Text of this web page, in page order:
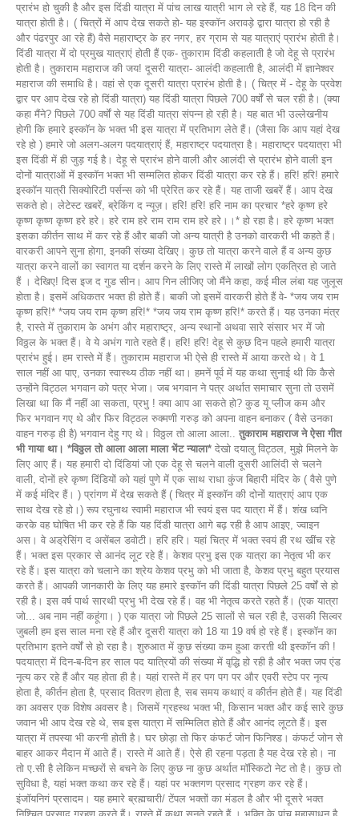
प्रारंभ हो चुकी है और इस दिंडी यात्रा में पांच लाख यात्री भाग ले रहे हैं, यह 18 दिन की
यात्रा होती है। ( चित्रों में आप देख सकते हो- यह इस्कॉन अरावड़े द्वारा यात्रा हो रही है
और पंढरपुर आ रहे हैं) वैसे महाराष्ट्र के हर नगर, हर ग्राम से यह यात्राएं प्रारंभ होती है।
दिंडी यात्रा में दो प्रमुख यात्राएं होती हैं एक- तुकाराम दिंडी कहलाती है जो देहू से प्रारंभ
होती है। तुकाराम महाराज की जय! दूसरी यात्रा- आलंदी कहलाती है, आलंदी में ज्ञानेश्वर
महाराज की समाधि है। वहां से एक दूसरी यात्रा प्रारंभ होती है। ( चित्र में - देहू के प्रवेश
द्वार पर आप देख रहे हो दिंडी यात्रा) यह दिंडी यात्रा पिछले 700 वर्षों से चल रही है। (क्या
कहा मैंने? पिछले 700 वर्षों से यह दिंडी यात्रा संपन्न हो रही है। यह बात भी उल्लेखनीय
होगी कि हमारे इस्कॉन के भक्त भी इस यात्रा में प्रतिभाग लेते हैं। (जैसा कि आप यहां देख
रहे हो ) हमारे जो अलग-अलग पदयात्राएं हैं, महाराष्ट्र पदयात्रा है। महाराष्ट्र पदयात्रा भी
इस दिंडी में ही जुड़ गई है। देहू से प्रारंभ होने वाली और आलंदी से प्रारंभ होने वाली इन
दोनों यात्राओं में इस्कॉन भक्त भी सम्मलित होकर दिंडी यात्रा कर रहे हैं। हरि! हरि! हमारे
इस्कॉन यात्री सिक्योरिटी पर्सन्स को भी प्रेरित कर रहे हैं। यह ताजी खबरें हैं। आप देख
सकते हो। लेटेस्ट खबरें, ब्रेकिंग द न्यूज़। हरि! हरि! हरि नाम का प्रचार *हरे कृष्ण हरे
कृष्ण कृष्ण कृष्ण हरे हरे। हरे राम हरे राम राम राम हरे हरे।।* हो रहा है। हरे कृष्ण भक्त
इसका कीर्तन साथ में कर रहे हैं और बाकी जो अन्य यात्री है उनको वारकरी भी कहते हैं।
वारकरी आपने सुना होगा, इनकी संख्या देखिए। कुछ तो यात्रा करने वाले हैं व अन्य कुछ
यात्रा करने वालों का स्वागत या दर्शन करने के लिए रास्ते में लाखों लोग एकत्रित हो जाते
हैं । देखिए! दिस इज द गुड सीन। आप गिन लीजिए जो मैंने कहा, कई मील लंबा यह जुलूस
होता है। इसमें अधिकतर भक्त ही होते हैं। बाकी जो इसमें वारकरी होते हैं वे- *जय जय राम
कृष्ण हरि!* *जय जय राम कृष्ण हरि!* *जय जय राम कृष्ण हरि!* करते हैं। यह उनका मंत्र
है, रास्ते में तुकाराम के अभंग और महाराष्ट्र, अन्य स्थानों अथवा सारे संसार भर में जो
विठ्ठल के भक्त हैं। वे ये अभंग गाते रहते हैं। हरि! हरि! देहू से कुछ दिन पहले हमारी यात्रा
प्रारंभ हुई। हम रास्ते में हैं। तुकाराम महाराज भी ऐसे ही रास्ते में आया करते थे। वे 1
साल नहीं आ पाए, उनका स्वास्थ्य ठीक नहीं था। हमनें पूर्व में यह कथा सुनाई थी कि कैसे
उन्होंने विट्ठल भगवान को पत्र भेजा। जब भगवान ने पत्र अर्थात समाचार सुना तो उसमें
लिखा था कि मैं नहीं आ सकता, प्रभु ! क्या आप आ सकते हो? कुड यू प्लीज कम और
फिर भगवान गए थे और फिर विट्ठल रुक्मणी गरुड़ को अपना वाहन बनाकर ( वैसे उनका
वाहन गरुड़ ही है) भगवान देहु गए थे। विठ्ठल तो आला आला.. तुकाराम महाराज ने ऐसा गीत
भी गाया था। *विठ्ठल तो आला आला माला भेंट न्याला* देखो दयालु विट्ठल, मुझे मिलने के
लिए आए हैं। यह हमारी दो दिंडियां जो एक देहू से चलने वाली दूसरी आलिंदी से चलने
वाली, दोनों हरे कृष्ण दिंडियों को यहां पुणे में एक साथ राधा कुंज बिहारी मंदिर के ( वैसे पुणे
में कई मंदिर हैं। ) प्रांगण में देख सकते हैं ( चित्र में इस्कॉन की दोनों यात्राएं आप एक
साथ देख रहे हो।) रूप रघुनाथ स्वामी महाराज भी स्वयं इस पद यात्रा में हैं। शंख ध्वनि
करके वह घोषित भी कर रहे हैं कि यह दिंडी यात्रा आगे बढ़ रही है आप आइए, ज्वाइन
अस। वे अड्रेसिंग द असेंबल डवोटी। हरि हरि। यहां चित्र में भक्त स्वयं ही रथ खींच रहे
हैं। भक्त इस प्रकार से आनंद लूट रहे हैं। केशव प्रभु इस एक यात्रा का नेतृत्व भी कर
रहे हैं। इस यात्रा को चलाने का श्रेय केशव प्रभु को भी जाता है, केशव प्रभु बहुत प्रयास
करते हैं। आपकी जानकारी के लिए यह हमारे इस्कॉन की दिंडी यात्रा पिछले 25 वर्षों से हो
रही है। इस वर्ष पार्थ सारथी प्रभु भी देख रहे हैं। वह भी नेतृत्व करते रहते हैं। (एक यात्रा
जो... अब नाम नहीं कहूंगा। ) एक यात्रा जो पिछले 25 सालों से चल रही है, उसकी सिल्वर
जुबली हम इस साल मना रहे हैं और दूसरी यात्रा को 18 या 19 वर्ष हो रहे हैं। इस्कॉन का
प्रतिभाग इतने वर्षों से हो रहा है। शुरुआत में कुछ संख्या कम हुआ करती थी इस्कॉन की !
पदयात्रा में दिन-ब-दिन हर साल पद यात्रियों की संख्या में वृद्धि हो रही है और भक्त जप एंड
नृत्य कर रहे हैं और यह होता ही है। यहां रास्ते में हर पग पग पर और एवरी स्टेप पर नृत्य
होता है, कीर्तन होता है, प्रसाद वितरण होता है, सब समय कथाएं व कीर्तन होते हैं। यह दिंडी
का अवसर एक विशेष अवसर है। जिसमें ग्रहस्थ भक्त भी, किसान भक्त और कई सारे कुछ
जवान भी आप देख रहे थे, सब इस यात्रा में सम्मिलित होते हैं और आनंद लूटते हैं। इस
यात्रा में तपस्या भी करनी होती है। घर छोड़ा तो फिर कंफर्ट जोन फिनिश्ड। कंफर्ट जोन से
बाहर आकर मैदान में आते हैं। रास्ते में आते हैं। ऐसे ही रहना पड़ता है यह देख रहे हो। ना
तो ए.सी है लेकिन मच्छरों से बचने के लिए कुछ ना कुछ अर्थात मॉस्किटो नेट तो है। कुछ तो
सुविधा है, यहां भक्त कथा कर रहे हैं। यहां पर भक्तगण प्रसाद ग्रहण कर रहे हैं।
इंजॉयनिगं प्रसादम। यह हमारे ब्रह्मचारी/ टेंपल भक्तों का मंडल है और भी दूसरे भक्त